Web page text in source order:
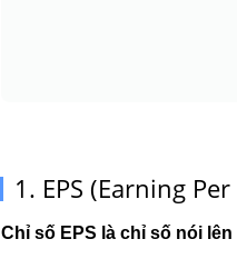
1. EPS (Earning
Chỉ số EPS là chỉ số nói